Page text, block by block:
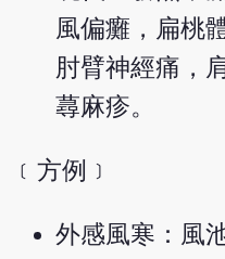
風偏癱，扁桃
肘臂神經痛，
蕁麻疹。
﹝方例﹞
外感風寒：風